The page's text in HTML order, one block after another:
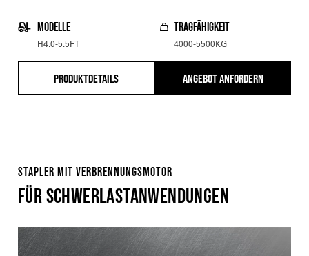
MODELLE
H4.0-5.5FT
TRAGFÄHIGKEIT
4000-5500KG
PRODUKTDETAILS ANGEBOT ANFORDERN
STAPLER MIT VERBRENNUNGSMOTOR
FÜR SCHWERLASTANWENDUNGEN